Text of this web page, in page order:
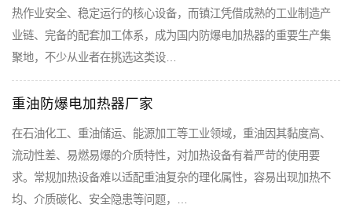
热作业安全、稳定运行的核心设备，而镇江凭借成熟的工业制造产
业链、完备的配套加工体系，成为国内防爆电加热器的重要生产集
聚地，不少从业者在挑选这类设…
重油防爆电加热器厂家
在石油化工、重油储运、能源加工等工业领域，重油因其黏度高、
流动性差、易燃易爆的介质特性，对加热设备有着严苛的使用要
求。常规加热设备难以适配重油复杂的理化属性，容易出现加热不
均、介质碳化、安全隐患等问题，…